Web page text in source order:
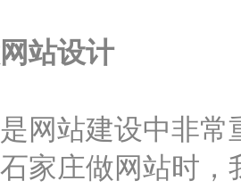
站设计
网站建设中非
家庄做网站时